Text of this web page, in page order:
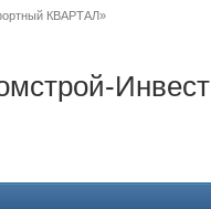
КВАРТАЛ»
Инвест